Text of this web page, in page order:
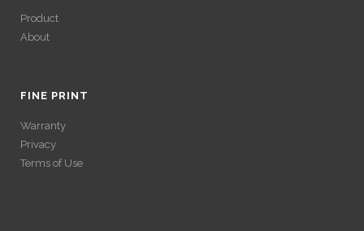
Product
About
GAINS SANS
VÉRIFICATION
FINE PRINT
Warranty
Privacy
Terms of Use